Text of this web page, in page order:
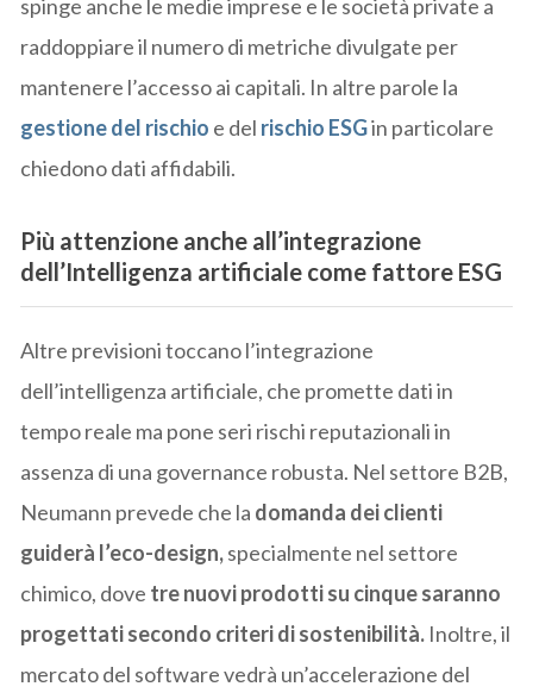
spinge anche le medie imprese e le società private a
raddoppiare il numero di metriche divulgate per
mantenere l’accesso ai capitali. In altre parole la
gestione del rischio e del rischio ESGin particolare
chiedono dati affidabili.
Più attenzione anche all’integrazione
dell’Intelligenza artificiale come fattore ESG
Altre previsioni toccano l’integrazione
dell’intelligenza artificiale, che promette dati in
tempo reale ma pone seri rischi reputazionali in
assenza di una governance robusta. Nel settore B2B,
Neumann prevede che la domanda dei clienti
guiderà l’eco-design,specialmente nel settore
chimico, dove tre nuovi prodotti su cinque saranno
progettati secondo criteri di sostenibilità. Inoltre, il
mercato del software vedrà un’accelerazione del